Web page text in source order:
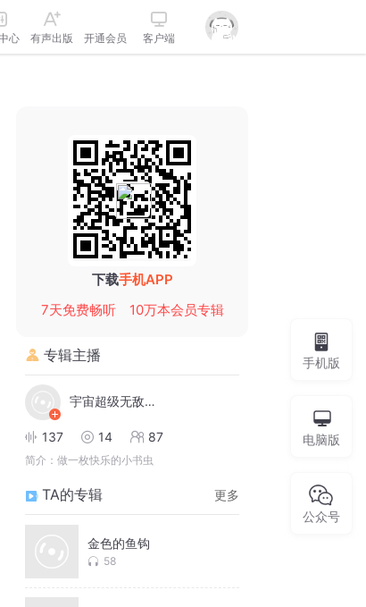
心 有声出版 开通会员 客户端
下载手机APP
7天免费畅听
10万本会员专辑
专辑主播
宇宙超级无敌大特
137 14 87
简介： 做一枚快乐的小书虫
TA的专辑 更多
金色的鱼钩
58
手机版
电脑版
公众号